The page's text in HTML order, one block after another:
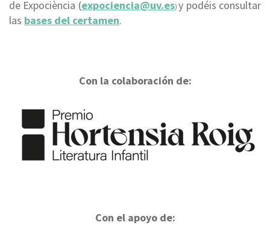
de Expociència (expociencia@uv.es)y podéis consultar
las bases del certamen.
Con la colaboración de:
Con el apoyo de: